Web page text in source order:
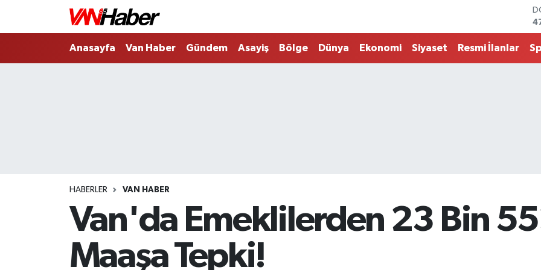
Anasayfa Van Haber Gündem Asayiş Bölge Dünya Ekonomi Siyaset Resmi İlanlar
HABERLER VAN HABER
Van'da Emeklilerden 23 Bin
Maaşa Tepki!
Nöbetçi Eczaneler
Haber Arşivi